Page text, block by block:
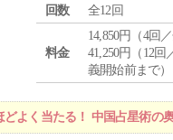
回数
全12回
料金
14,850円（4回
41,250円（12
義開始前まで）
よく当たる！ 中国占星術の